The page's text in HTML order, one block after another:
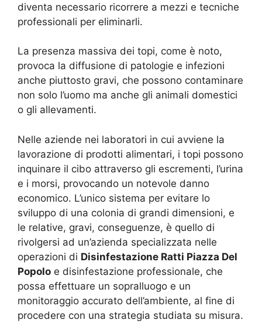
diventa necessario ricorrere a mezzi e tecniche
professionali per eliminarli.
La presenza massiva dei topi, come è noto,
provoca la diffusione di patologie e infezioni
anche piuttosto gravi, che possono contaminare
non solo l’uomo ma anche gli animali domestici
o gli allevamenti.
Nelle aziende nei laboratori in cui avviene la
lavorazione di prodotti alimentari, i topi possono
inquinare il cibo attraverso gli escrementi, l’urina
e i morsi, provocando un notevole danno
economico. L’unico sistema per evitare lo
sviluppo di una colonia di grandi dimensioni, e
le relative, gravi, conseguenze, è quello di
rivolgersi ad un’azienda specializzata nelle
operazioni di Disinfestazione Ratti Piazza Del
Popolo e disinfestazione professionale, che
possa effettuare un sopralluogo e un
monitoraggio accurato dell’ambiente, al fine di
procedere con una strategia studiata su misura.